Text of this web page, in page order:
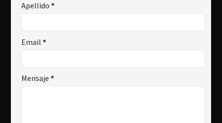
Apellido *
Email *
Mensaje *